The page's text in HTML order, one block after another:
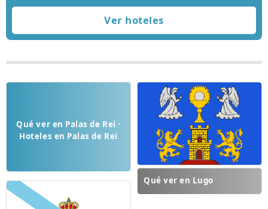
Qué ver en Palas de Rei ·
Hoteles en Palas de Rei
Qué ver en Lugo